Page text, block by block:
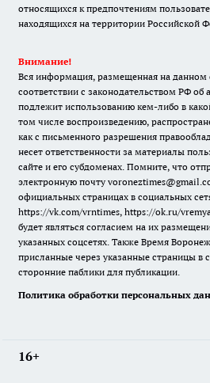
относящихся к предпочтениям
находящихся на территории Российской
Внимание!
Вся информация, размещенная на данном
соответствии с законодательством РФ об
подлежит использованию кем-либо в
том числе воспроизведению,
как с письменного разрешения
несет ответственности за материалы
сайте и его субдоменах. Помните, что
электронную почту
официальных страницах в социальных
https://vk.com/vrntimes, https://ok.ru/
будет являться согласием на их
указанных соцсетях. Также Время
присланные через указанные страницы в
сторонние паблики для публикации.
Политика обработки персональных
16+